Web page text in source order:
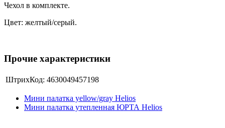
Чехол в комплекте.
Цвет: желтый/серый.
Прочие характеристики
ШтрихКод: 4630049457198
Мини палатка yellow/gray Helios
Мини палатка утепленная ЮРТА Helios